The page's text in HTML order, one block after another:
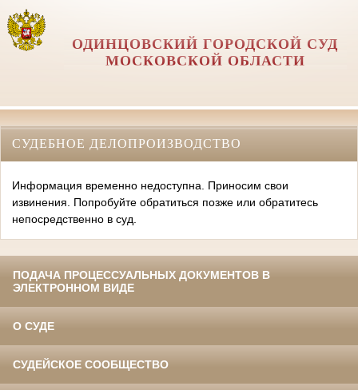
ОДИНЦОВСКИЙ ГОРОДСКОЙ СУД
МОСКОВСКОЙ ОБЛАСТИ
СУДЕБНОЕ ДЕЛОПРОИЗВОДСТВО
Информация временно недоступна. Приносим свои
извинения. Попробуйте обратиться позже или обратитесь
непосредственно в суд.
ПОДАЧА ПРОЦЕССУАЛЬНЫХ ДОКУМЕНТОВ В
ЭЛЕКТРОННОМ ВИДЕ
О СУДЕ
СУДЕЙСКОЕ СООБЩЕСТВО